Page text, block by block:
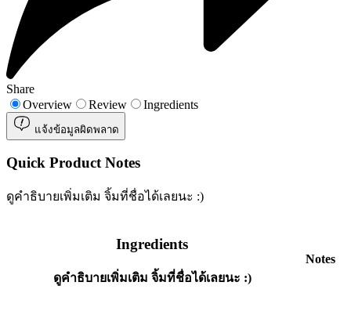
Share
Overview
Review Ingredients
แจ้งข้อมูลผิดพลาด
Quick Product Notes
ดูคำธิบายเพิ่มเติม จิ้มที่ชื่อได้เลยนะ :)
Ingredients
ดูคำธิบายเพิ่มเติม จิ้มที่ชื่อได้เลยนะ :)
Notes